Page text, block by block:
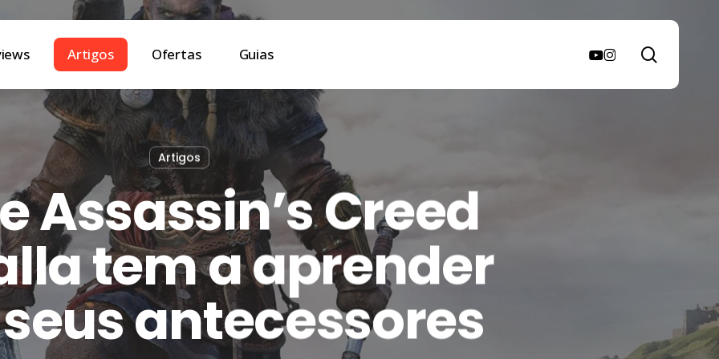
Artigos Ofertas Guias youtube
instagram
Artigos
Assassin’s Creed
tem a aprender
antecessores